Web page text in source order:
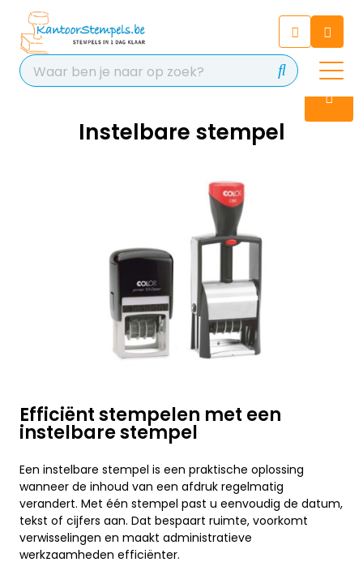
Chatbot
Chat 24/7 met onze chatbot
voor hulp
Contact
Instelbare stempel
Efficiënt stempelen met een
instelbare stempel
Een instelbare stempel is een praktische oplossing
wanneer de inhoud van een afdruk regelmatig
verandert. Met één stempel past u eenvoudig de datum,
tekst of cijfers aan. Dat bespaart ruimte, voorkomt
verwisselingen en maakt administratieve
werkzaamheden efficiënter.